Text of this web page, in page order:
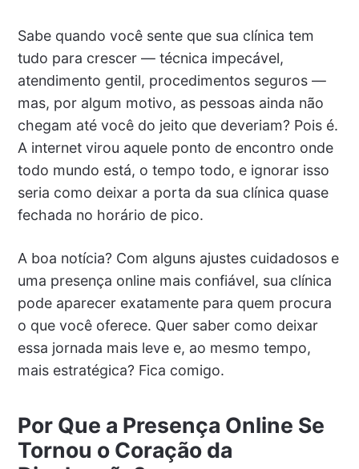
Sabe quando você sente que sua clínica tem
tudo para crescer — técnica impecável,
atendimento gentil, procedimentos seguros —
mas, por algum motivo, as pessoas ainda não
chegam até você do jeito que deveriam? Pois é.
A internet virou aquele ponto de encontro onde
todo mundo está, o tempo todo, e ignorar isso
seria como deixar a porta da sua clínica quase
fechada no horário de pico.
A boa notícia? Com alguns ajustes cuidadosos e
uma presença online mais confiável, sua clínica
pode aparecer exatamente para quem procura
o que você oferece. Quer saber como deixar
essa jornada mais leve e, ao mesmo tempo,
mais estratégica? Fica comigo.
Por Que a Presença Online Se
Tornou o Coração da